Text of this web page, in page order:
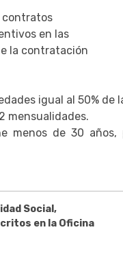
contratos
en las
la contratación
igual al 50% de
mensualidades.
menos de 30 años,
Social,
en la Oficina